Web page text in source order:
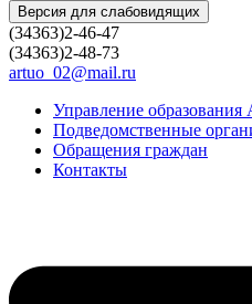
Версия для слабовидящих
(34363)2-46-47
(34363)2-48-73
artuo_02@mail.ru
Управление
Подведомственные
Обращения граждан
Контакты